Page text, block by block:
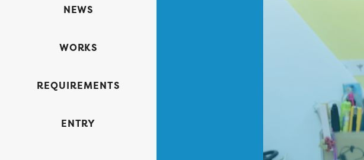
NEWS
WORKS
REQUIREMENTS
ENTRY